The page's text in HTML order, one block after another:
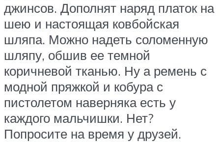
джинсов. Дополнят наряд платок на
шею и настоящая ковбойская
шляпа. Можно надеть соломенную
шляпу, обшив ее темной
коричневой тканью. Ну а ремень с
модной пряжкой и кобура с
пистолетом наверняка есть у
каждого мальчишки. Нет?
Попросите на время у друзей.